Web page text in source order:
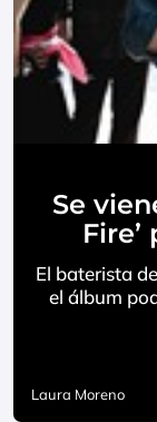
Se
Fire’
El baterista
el álbum
Laura Moreno